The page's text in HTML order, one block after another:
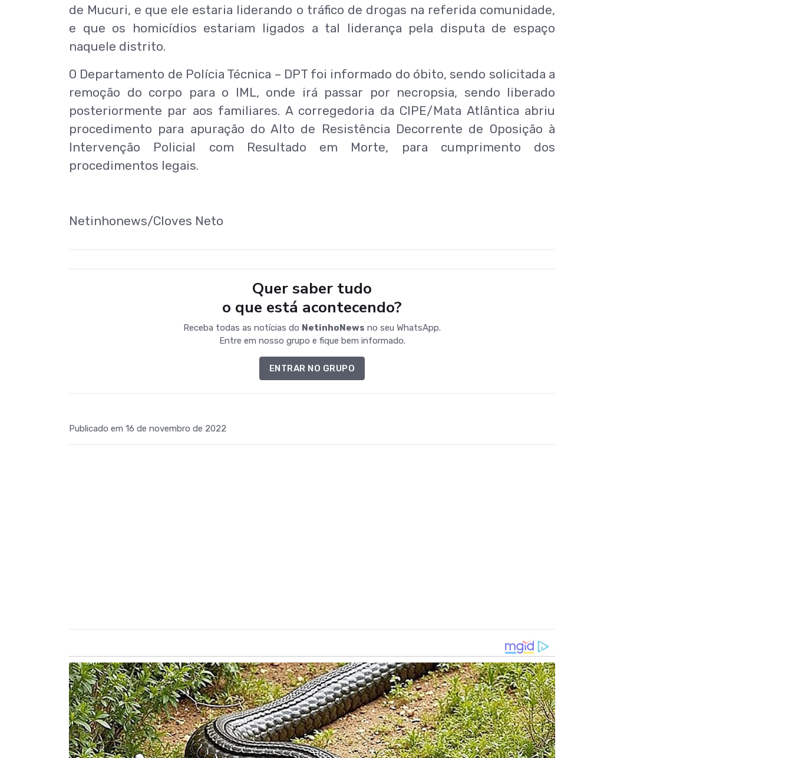
de Mucuri, e que ele estaria liderando o tráfico de drogas na referida comunidade,
e que os homicídios estariam ligados a tal liderança pela disputa de espaço
naquele distrito.
O Departamento de Polícia Técnica – DPT foi informado do óbito, sendo solicitada a
remoção do corpo para o IML, onde irá passar por necropsia, sendo liberado
posteriormente par aos familiares. A corregedoria da CIPE/Mata Atlântica abriu
procedimento para apuração do Alto de Resistência Decorrente de Oposição à
Intervenção Policial com Resultado em Morte, para cumprimento dos
procedimentos legais.
Netinhonews/Cloves Neto
Quer saber tudo
o que está acontecendo?
Receba todas as notícias do NetinhoNews no seu WhatsApp.
Entre em nosso grupo e fique bem informado.
ENTRAR NO GRUPO
Publicado em 16 de novembro de 2022